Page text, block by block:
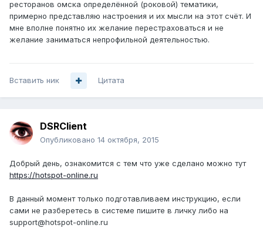
ресторанов омска определённой (роковой) тематики,
примерно представляю настроения и их мысли на этот счёт. И
мне вполне понятно их желание перестраховаться и не
желание заниматься непрофильной деятельностью.
Вставить ник Цитата
DSRClient
Опубликовано 14 октября, 2015
Добрый день, ознакомится с тем что уже сделано можно тут
https://hotspot-online.ru
В данный момент только подготавливаем инструкцию, если
сами не разберетесь в системе пишите в личку либо на
support@hotspot-online.ru